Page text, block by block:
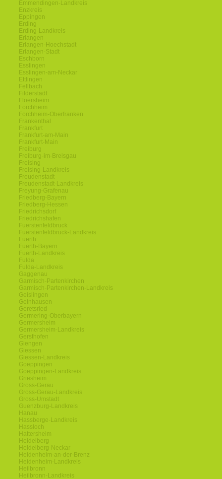
Emmendingen-Landkreis
Enzkreis
Eppingen
Erding
Erding-Landkreis
Erlangen
Erlangen-Hoechstadt
Erlangen-Stadt
Eschborn
Esslingen
Esslingen-am-Neckar
Ettlingen
Fellbach
Filderstadt
Floersheim
Forchheim
Forchheim-Oberfranken
Frankenthal
Frankfurt
Frankfurt-am-Main
Frankfurt-Main
Freiburg
Freiburg-im-Breisgau
Freising
Freising-Landkreis
Freudenstadt
Freudenstadt-Landkreis
Freyung-Grafenau
Friedberg-Bayern
Friedberg-Hessen
Friedrichsdorf
Friedrichshafen
Fuerstenfeldbruck
Fuerstenfeldbruck-Landkreis
Fuerth
Fuerth-Bayern
Fuerth-Landkreis
Fulda
Fulda-Landkreis
Gaggenau
Garmisch-Partenkirchen
Garmisch-Partenkirchen-Landkreis
Geislingen
Gelnhausen
Geretsried
Germering-Oberbayern
Germersheim
Germersheim-Landkreis
Gersthofen
Giengen
Giessen
Giessen-Landkreis
Goeppingen
Goeppingen-Landkreis
Griesheim
Gross-Gerau
Gross-Gerau-Landkreis
Gross-Umstadt
Guenzburg-Landkreis
Hanau
Hassberge-Landkreis
Hassloch
Hattersheim
Heidelberg
Heidelberg-Neckar
Heidenheim-an-der-Brenz
Heidenheim-Landkreis
Heilbronn
Heilbronn-Landkreis